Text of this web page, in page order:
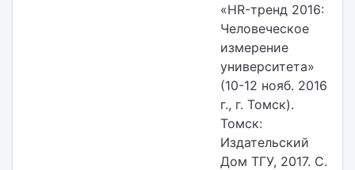
«HR-тренд 2016:
Человеческое
измерение
университета»
(10-12 нояб. 2016
г., г. Томск).
Томск:
Издательский
Дом ТГУ, 2017. С.